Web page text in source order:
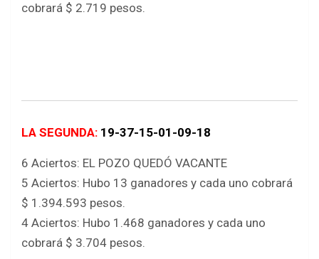
cobrará $ 2.719 pesos.
LA SEGUNDA: 19-37-15-01-09-18
6 Aciertos: EL POZO QUEDÓ VACANTE
5 Aciertos: Hubo 13 ganadores y cada uno cobrará
$ 1.394.593 pesos.
4 Aciertos: Hubo 1.468 ganadores y cada uno
cobrará $ 3.704 pesos.